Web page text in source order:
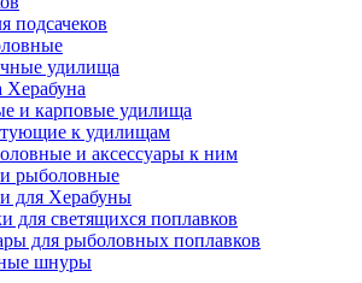
подсачеков
удилища
и карповые удилища
к удилищам
и аксессуары к ним
рыболовные
для Херабуны
для светящихся поплавков
для рыболовных поплавков
шнуры